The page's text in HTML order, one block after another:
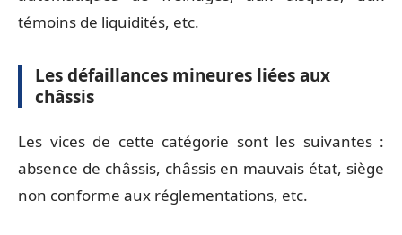
témoins de liquidités, etc.
Les défaillances mineures liées aux
châssis
Les vices de cette catégorie sont les suivantes :
absence de châssis, châssis en mauvais état, siège
non conforme aux réglementations, etc.